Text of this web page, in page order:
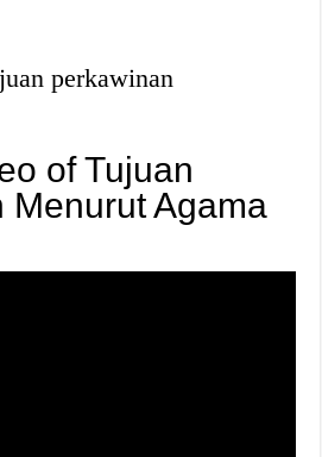
perkawinan
of Tujuan
Menurut Agama